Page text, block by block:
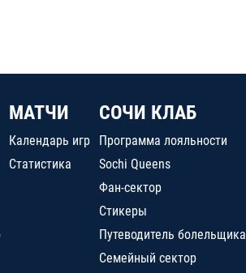
МАТЧИ
Календарь игр
Статистика
СОЧИ КЛАБ
Программа лояльности
Sochi Queens
Фан-сектор
Стикеры
Путеводитель болельщика
Семейный сектор